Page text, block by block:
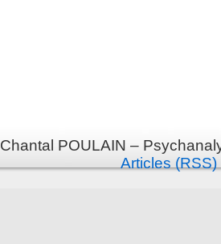
Chantal POULAIN –
Articles (RSS)